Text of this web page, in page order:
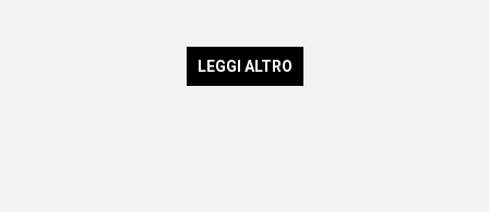
LEGGI ALTRO